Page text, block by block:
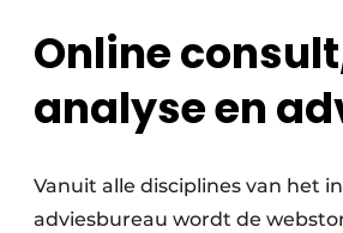
Online
analyse en
Vanuit alle disciplines van het
adviesbureau wordt de